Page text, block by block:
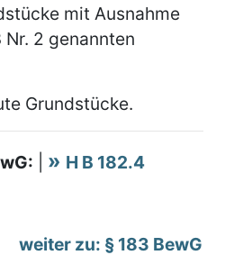
mit Ausnahme
2 genannten
Grundstücke.
H B 182.4
weiter zu: § 183 BewG